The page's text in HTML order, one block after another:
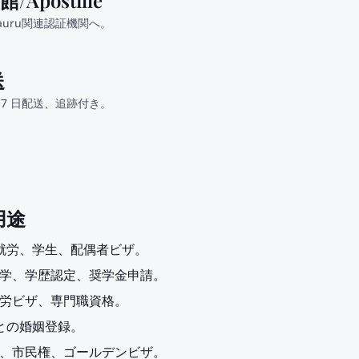
関連認証機関へ。
日配送、追跡付き。
途
、学生、配偶者ビザ。
学歴認定、奨学金申請。
ザ、専門職資格。
婚姻登録。
民権、ゴールデンビザ。